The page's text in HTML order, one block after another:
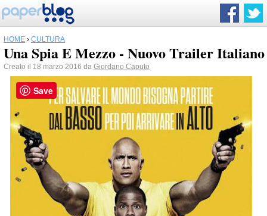
HOME › CULTURA
Una Spia E Mezzo - Nuovo Trailer Italiano
Creato il 18 marzo 2016 da Giordano Caputo
Save